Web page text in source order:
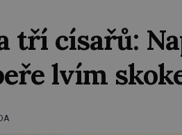
tří císařů:
lvím